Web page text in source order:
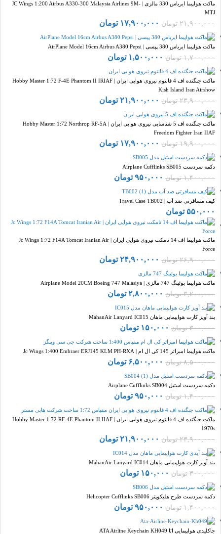
ماکت هواپیما ایرباس 330 مالزی | JC Wings 1:200 Airbus A330-300 Malaysia Airlines 9M-
MTJ
۲۱,۹۰۰,۰۰۰ تومان ۱۷,۹۰۰,۰۰۰ تومان
ماکت هواپیما ایرباس 380 پپسی | AirPlane Model 16cm Airbus A380 Pepsi
۱,۷۰۰,۰۰۰ تومان ۱,۵۰۰,۰۰۰ تومان
ماکت جنگنده اف 4 فانتوم نیروی هوایی ایران | Hobby Master 1:72 F-4E Phantom II IRIAF
Kish Island Iran Airshow
۲۳,۹۰۰,۰۰۰ تومان ۲۱,۹۰۰,۰۰۰ تومان
ماکت جنگنده اف 5 شناسایی نیروی هوایی ایران | Hobby Master 1:72 Northrop RF-5A
Freedom Fighter Iran IIAF
۱۹,۹۰۰,۰۰۰ تومان ۱۷,۹۰۰,۰۰۰ تومان
دکمه سردست Airplane Cufflinks SB005
۱,۴۰۰,۰۰۰ تومان ۹۵۰,۰۰۰ تومان
کیف مسافرتی ضد آب | Travel Case TB002
۵۵۰,۰۰۰ تومان
ماکت هواپیما اف 14 تامکت نیروی هوایی ایران | Jc Wings 1:72 F14A Tomcat Iranian Air
Force
۲۶,۹۰۰,۰۰۰ تومان ۲۴,۹۰۰,۰۰۰ تومان
ماکت هواپیما بوئینگ 747 مالزی | Airplane Model 20CM Boeing 747 Malasiya
۳,۲۰۰,۰۰۰ تومان ۲,۸۰۰,۰۰۰ تومان
بند آویز کارت هواپیمایی ماهان MahanAir Lanyard IC015
۳۰۰,۰۰۰ تومان ۱۵۰,۰۰۰ تومان
ماکت هواپیما امبرائر 145 کی ال ام | Jc Wings 1:400 Embraer ERJ145 KLM PH-RXA
۸,۵۰۰,۰۰۰ تومان ۶,۵۰۰,۰۰۰ تومان
دکمه سردست استیل Airplane Cufflinks SB004
۱,۴۰۰,۰۰۰ تومان ۹۵۰,۰۰۰ تومان
ماکت جنگنده اف 4 فانتوم نیروی هوایی ایران | Hobby Master 1:72 RF-4E Phantom II IIAF
1970s
۲۳,۹۰۰,۰۰۰ تومان ۲۱,۹۰۰,۰۰۰ تومان
بند آویز کارت هواپیمایی ماهان MahanAir Lanyard IC014
۳۰۰,۰۰۰ تومان ۱۵۰,۰۰۰ تومان
دکمه سردست طرح هلیکوپتر Helicopter Cufflinks SB006
۱,۴۰۰,۰۰۰ تومان ۹۵۰,۰۰۰ تومان
جاکلیدی هواپیمایی اتا ATA Airline Keychain KH049